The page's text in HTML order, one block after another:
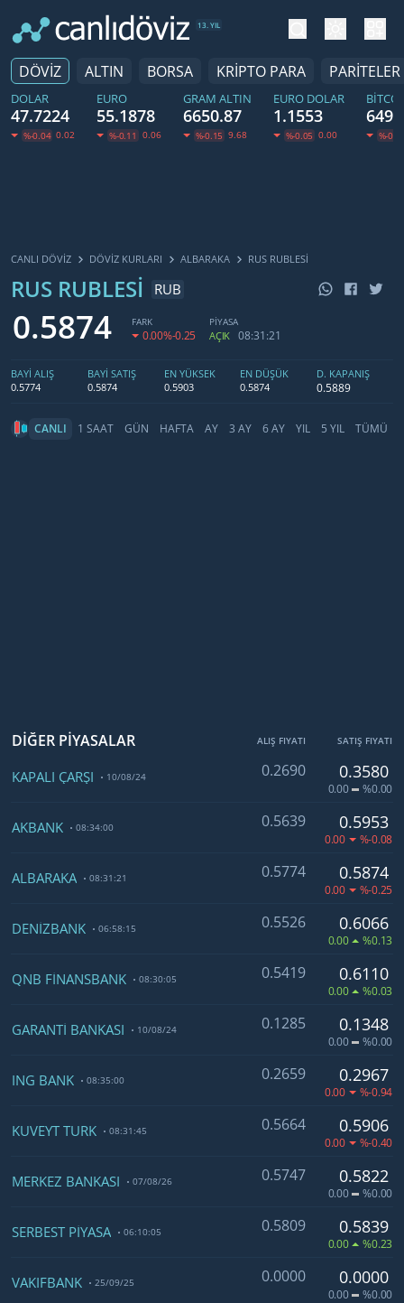
13. YIL
DÖVİZ ALTIN BORSA KRİPTO PARA PARİTELER
DOLAR
47.7224
%-0.04 0.02
EURO
55.1878
%-0.11 0.06
GRAM ALTIN
6650.87
%-0.15 9.68
EURO DOLAR
1.1553
%-0.05 0.00 %-
CANLI DÖVİZ DÖVIZ KURLARI ALBARAKA RUS RUBLESI
RUS RUBLESI RUB
0.5874 FARK
0.00%-0.25
PİYASA
AÇIK 08:31:21
BAYİ ALIŞ
0.5774
BAYİ SATIŞ
0.5874
EN YÜKSEK
0.5903
EN DÜŞÜK
0.5874
D. KAPANIŞ
0.5889
CANLI 1 SAAT GÜN HAFTA AY 3 AY 6 AY YIL 5 YIL TÜMÜ
DİĞER PİYASALAR ALIŞ FIYATI SATIŞ FIYATI
KAPALI ÇARŞI 10/08/24 0.2690 0.3580
0.00 %0.00
AKBANK 08:34:00 0.5639 0.5953
0.00 %-0.08
ALBARAKA 08:31:21 0.5774 0.5874
0.00 %-0.25
DENİZBANK 06:58:15 0.5526 0.6066
0.00 %0.13
QNB FİNANSBANK 08:30:05 0.5419 0.6110
0.00 %0.03
GARANTİ BANKASI 10/08/24 0.1285 0.1348
0.00 %0.00
ING BANK 08:35:00 0.2659 0.2967
0.00 %-0.94
KUVEYT TÜRK 08:31:45 0.5664 0.5906
0.00 %-0.40
MERKEZ BANKASI 07/08/26 0.5747 0.5822
0.00 %0.00
SERBEST PİYASA 06:10:05 0.5809 0.5839
0.00 %0.23
VAKIFBANK 25/09/25 0.0000 0.0000
0.00 %0.00